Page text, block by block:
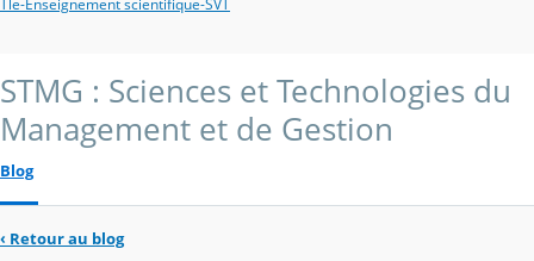
STMG : Sciences et Technologies du
Management et de Gestion
Blog
‹ Retour au blog